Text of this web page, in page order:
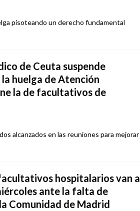
pisoteando un derecho fundamental
de Ceuta suspende
huelga de Atención
la de facultativos de
alcanzados en las reuniones para mejorar
hospitalarios van a
ante la falta de
Comunidad de Madrid